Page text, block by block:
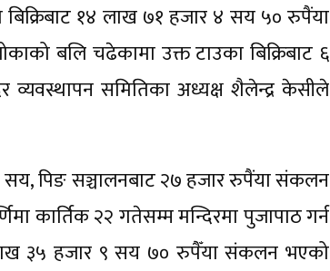
१४ लाख ७१ हजार ४ सय ५० रुपैंया
बलि चढेकामा उक्त टाउका बिक्रिबाट ६
समितिका अध्यक्ष शैलेन्द्र केसीले
सय, पिङ सञ्चालनबाट २७ हजार रुपैंया संकलन
कार्तिक २२ गतेसम्म मन्दिरमा पुजापाठ गर्न
३५ हजार ९ सय ७० रुपैँया संकलन भएको